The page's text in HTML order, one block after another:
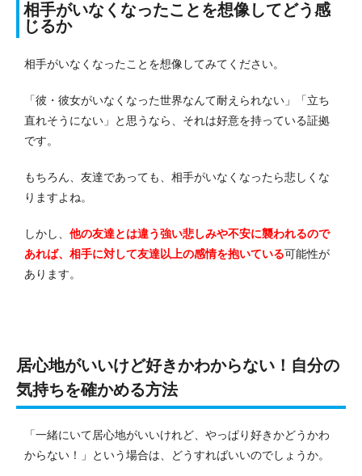
相手がいなくなったことを想像してどう感
じるか
相手がいなくなったことを想像してみてください。
「彼・彼女がいなくなった世界なんて耐えられない」「立ち
直れそうにない」と思うなら、それは好意を持っている証拠
です。
もちろん、友達であっても、相手がいなくなったら悲しくな
りますよね。
しかし、 他の友達とは違う強い悲しみや不安に襲われるので
あれば、相手に対して友達以上の感情を抱いている可能性が
あります。
居心地がいいけど好きかわからない！自分の
気持ちを確かめる方法
「一緒にいて居心地がいいけれど、やっぱり好きかどうかわ
からない！」という場合は、どうすればいいのでしょうか。